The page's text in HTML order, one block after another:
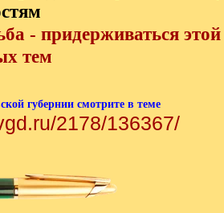
- придерживаться
тем
губернии смотрите в теме
2178/136367/